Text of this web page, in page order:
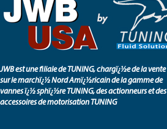
JWB est une filiale de TUNING, chargï¿½e de la vente
sur le marchï¿½ Nord Amï¿½ricain de la gamme de
vannes ï¿½ sphï¿½re TUNING, des actionneurs et des
accessoires de motorisation TUNING